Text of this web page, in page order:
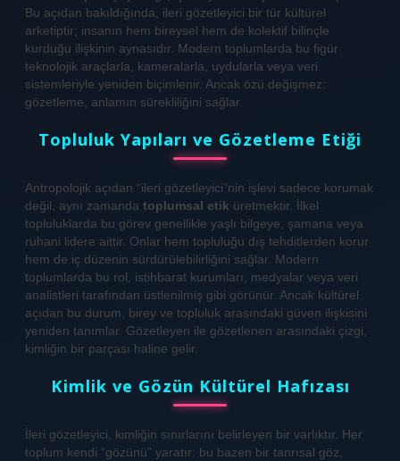
Bu açıdan bakıldığında, ileri gözetleyici bir tür kültürel
arketiptir; insanın hem bireysel hem de kolektif bilinçle
kurduğu ilişkinin aynasıdır. Modern toplumlarda bu figür
teknolojik araçlarla, kameralarla, uydularla veya veri
sistemleriyle yeniden biçimlenir. Ancak özü değişmez:
gözetleme, anlamın sürekliliğini sağlar.
Topluluk Yapıları ve Gözetleme Etiği
Antropolojik açıdan “ileri gözetleyici”nin işlevi sadece korumak
değil, aynı zamanda toplumsal etik üretmektir. İlkel
topluluklarda bu görev genellikle yaşlı bilgeye, şamana veya
ruhani lidere aittir. Onlar hem topluluğu dış tehditlerden korur
hem de iç düzenin sürdürülebilirliğini sağlar. Modern
toplumlarda bu rol, istihbarat kurumları, medyalar veya veri
analistleri tarafından üstlenilmiş gibi görünür. Ancak kültürel
açıdan bu durum, birey ve topluluk arasındaki güven ilişkisini
yeniden tanımlar. Gözetleyen ile gözetlenen arasındaki çizgi,
kimliğin bir parçası haline gelir.
Kimlik ve Gözün Kültürel Hafızası
İleri gözetleyici, kimliğin sınırlarını belirleyen bir varlıktır. Her
toplum kendi “gözünü” yaratır: bu bazen bir tanrısal göz,